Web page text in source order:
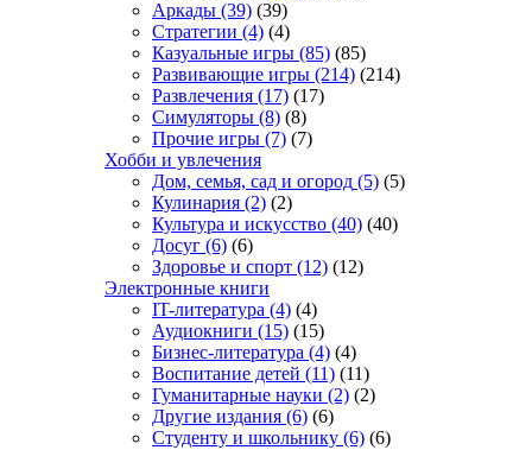
Аркады (39) (39)
Стратегии (4) (4)
Казуальные игры (85) (85)
Развивающие игры (214) (214)
Развлечения (17) (17)
Симуляторы (8) (8)
Прочие игры (7) (7)
Хобби и увлечения
Дом, семья, сад и огород (5) (5)
Кулинария (2) (2)
Культура и искусство (40) (40)
Досуг (6) (6)
Здоровье и спорт (12) (12)
Электронные книги
IT-литература (4) (4)
Аудиокниги (15) (15)
Бизнес-литература (4) (4)
Воспитание детей (11) (11)
Гуманитарные науки (2) (2)
Другие издания (6) (6)
Студенту и школьнику (6) (6)